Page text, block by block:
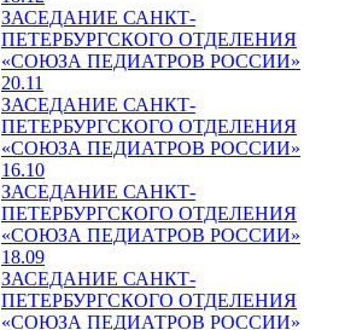
ЗАСЕДАНИЕ САНКТ-
ПЕТЕРБУРГСКОГО ОТДЕЛЕНИЯ
«СОЮЗА ПЕДИАТРОВ РОССИИ»
20.11
ЗАСЕДАНИЕ САНКТ-
ПЕТЕРБУРГСКОГО ОТДЕЛЕНИЯ
«СОЮЗА ПЕДИАТРОВ РОССИИ»
16.10
ЗАСЕДАНИЕ САНКТ-
ПЕТЕРБУРГСКОГО ОТДЕЛЕНИЯ
«СОЮЗА ПЕДИАТРОВ РОССИИ»
18.09
ЗАСЕДАНИЕ САНКТ-
ПЕТЕРБУРГСКОГО ОТДЕЛЕНИЯ
«СОЮЗА ПЕДИАТРОВ РОССИИ»